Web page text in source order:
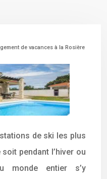
de vacances à la Rosière
de ski les plus
pendant l’hiver ou
monde entier s’y